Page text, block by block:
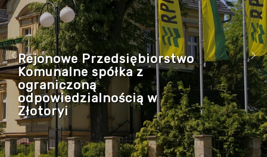
Rejonowe Przedsiębiorstwo
Komunalne spółka z
ograniczoną
odpowiedzialnością w
Złotoryi